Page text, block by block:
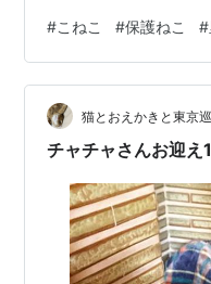
います。 さて今回は里
に残ったこのその後で
さい。 かわいいですよ
ティーで里親様募集を
#こねこ #保護ねこ #
猫とおえかきと東京
チャチャさんお迎え